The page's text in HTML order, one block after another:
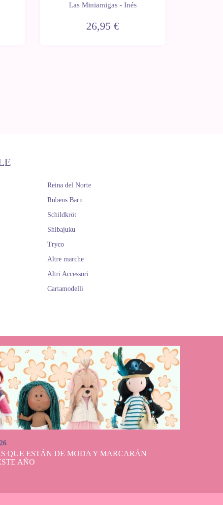
Las Miniamigas - Inés
26,95 €
Reina del Norte
Rubens Barn
Schildkröt
Shibajuku
Tryco
Altre marche
Altri Accessori
Cartamodelli
QUE ESTÁN DE MODA Y MARCARÁN
AÑO